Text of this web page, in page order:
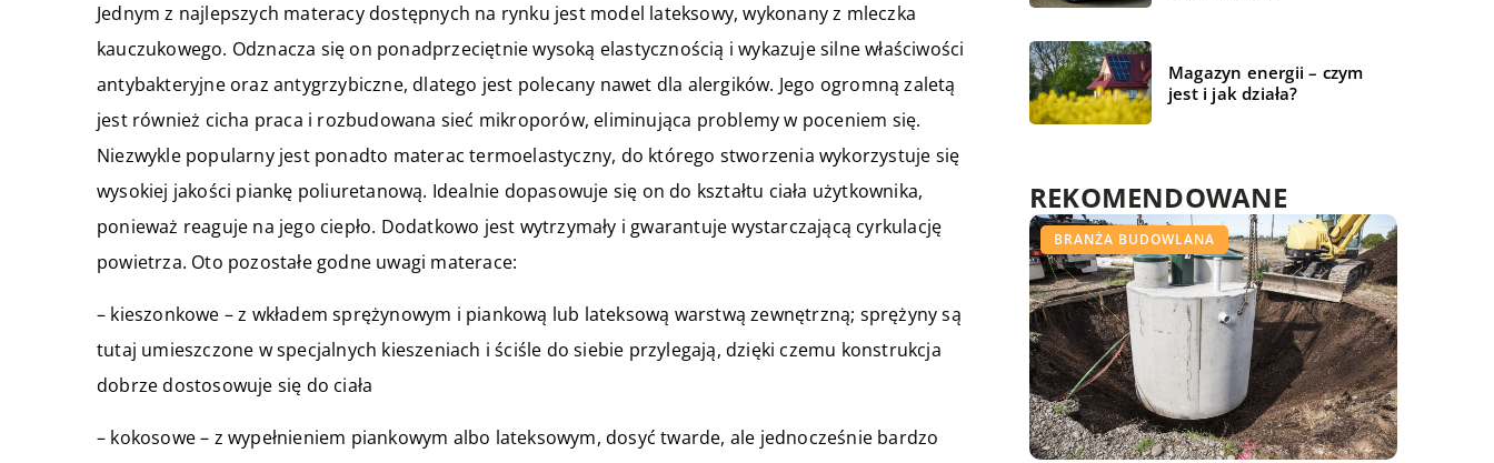
Jednym z najlepszych materacy dostępnych na rynku jest model lateksowy, wykonany z mleczka
kauczukowego. Odznacza się on ponadprzeciętnie wysoką elastycznością i wykazuje silne właściwości
antybakteryjne oraz antygrzybiczne, dlatego jest polecany nawet dla alergików. Jego ogromną zaletą
jest również cicha praca i rozbudowana sieć mikroporów, eliminująca problemy w poceniem się.
Niezwykle popularny jest ponadto materac termoelastyczny, do którego stworzenia wykorzystuje się
wysokiej jakości piankę poliuretanową. Idealnie dopasowuje się on do kształtu ciała użytkownika,
ponieważ reaguje na jego ciepło. Dodatkowo jest wytrzymały i gwarantuje wystarczającą cyrkulację
powietrza. Oto pozostałe godne uwagi materace:
– kieszonkowe – z wkładem sprężynowym i piankową lub lateksową warstwą zewnętrzną; sprężyny są
tutaj umieszczone w specjalnych kieszeniach i ściśle do siebie przylegają, dzięki czemu konstrukcja
dobrze dostosowuje się do ciała
– kokosowe – z wypełnieniem piankowym albo lateksowym, dosyć twarde, ale jednocześnie bardzo
Magazyn energii – czym
jest i jak działa?
REKOMENDOWANE
WSZYSTKO WOKÓŁ DOMU
16 czerwca 2022
BRANŻA BUDOWLANA
BIZNES I USŁUGI